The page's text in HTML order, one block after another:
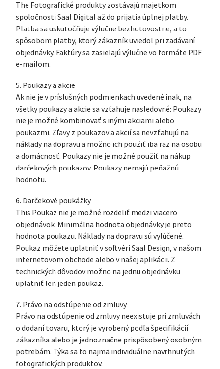
The Fotografické produkty zostávajú majetkom
spoločnosti Saal Digital až do prijatia úplnej platby.
Platba sa uskutočňuje výlučne bezhotovostne, a to
spôsobom platby, ktorý zákazník uviedol pri zadávaní
objednávky. Faktúry sa zasielajú výlučne vo formáte PDF
e-mailom.
5. Poukazy a akcie
Ak nie je v príslušných podmienkach uvedené inak, na
všetky poukazy a akcie sa vzťahuje nasledovné: Poukazy
nie je možné kombinovať s inými akciami alebo
poukazmi. Zľavy z poukazov a akcií sa nevzťahujú na
náklady na dopravu a možno ich použiť iba raz na osobu
a domácnosť. Poukazy nie je možné použiť na nákup
darčekových poukazov. Poukazy nemajú peňažnú
hodnotu.
6. Darčekové poukážky
This Poukaz nie je možné rozdeliť medzi viacero
objednávok. Minimálna hodnota objednávky je preto
hodnota poukazu. Náklady na dopravu sú vylúčené.
Poukaz môžete uplatniť v softvéri Saal Design, v našom
internetovom obchode alebo v našej aplikácii. Z
technických dôvodov možno na jednu objednávku
uplatniť len jeden poukaz.
7. Právo na odstúpenie od zmluvy
Právo na odstúpenie od zmluvy neexistuje pri zmluvách
o dodaní tovaru, ktorý je vyrobený podľa špecifikácií
zákazníka alebo je jednoznačne prispôsobený osobným
potrebám. Týka sa to najmä individuálne navrhnutých
fotografických produktov.